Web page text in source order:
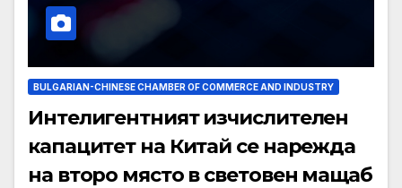
BULGARIAN-CHINESE CHAMBER OF COMMERCE AND INDUSTRY
Интелигентният изчислителен
капацитет на Китай се нарежда
на второ място в световен мащаб